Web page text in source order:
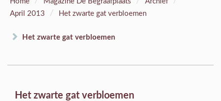
April 2013 / Het zwarte gat verbloemen
Het zwarte gat verbloemen
Het zwarte gat verbloemen